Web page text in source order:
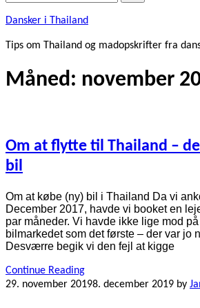
Dansker i Thailand
Tips om Thailand og madopskrifter fra
Måned: november
Om at flytte til Thailand –
bil
Om at købe (ny) bil i Thailand Da vi
December 2017, havde vi booket en
par måneder. Vi havde ikke lige mod
bilmarkedet som det første – der var jo
Desværre begik vi den fejl at kigge
Continue Reading
29. november 20198. december 2019 by